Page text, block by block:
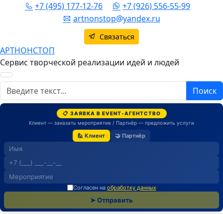
+7 (495) 177-12-76
+7 (926) 556-55-99
artnonstop@yandex.ru
Связаться
АРТНОНСТОП
Сервис творческой реализации идей и людей
Поиск Поиск
📋 ЗАЯВКА В EVENT-АГЕНТСТВО
Клиент — заказать мероприятие / Партнёр — предложить услуги
🙋 Клиент 🤝 Партнёр
Согласен на обработку данных
➤ Отправить